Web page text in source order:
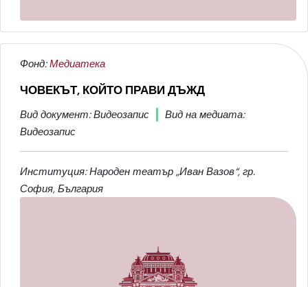
Фонд:Медиатека
ЧОВЕКЪТ, КОЙТО ПРАВИ ДЪЖД
Вид документ: Видеозапис
Вид на медиата:
Видеозапис
Институция: Народен театър „Иван Вазов“, гр.
София, България